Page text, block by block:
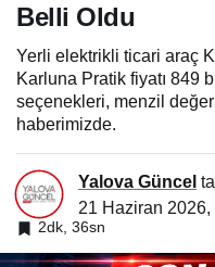
Belli Oldu
Yerli elektrikli ticari araç
Karluna Pratik fiyatı 849
seçenekleri, menzil
haberimizde.
Yalova Güncel
21 Haziran 2026,
2dk, 36sn